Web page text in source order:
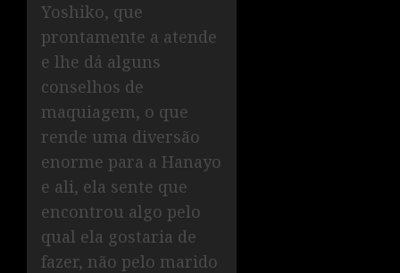
Yoshiko, que
prontamente a atende
e lhe dá alguns
conselhos de
maquiagem, o que
rende uma diversão
enorme para a Hanayo
e ali, ela sente que
encontrou algo pelo
qual ela gostaria de
fazer, não pelo marido